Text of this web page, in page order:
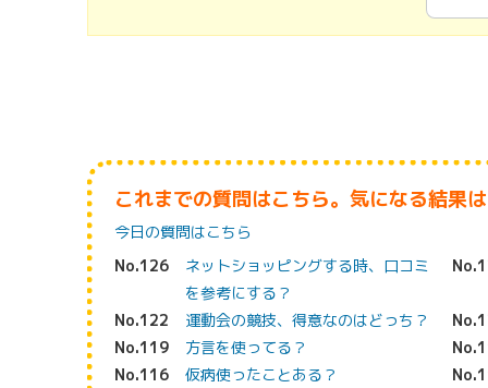
これまでの質問はこちら。気になる結果
今日の質問はこちら
No.126
ネットショッピングする時、口コミ
を参考にする？
No.122 運動会の競技、得意なのはどっち？
No.119
方言を使ってる？
No.116
仮病使ったことある？